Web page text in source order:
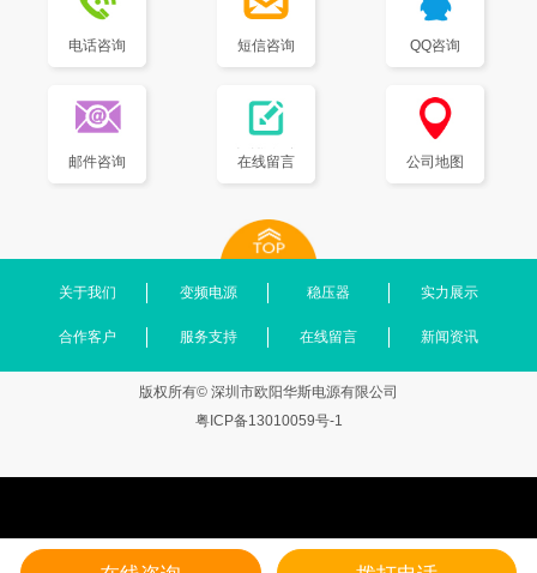
电话咨询 短信咨询 QQ咨询
邮件咨询 在线留言 公司地图
关于我们 变频电源 稳压器 实力展示
合作客户 服务支持 在线留言 新闻资讯
版权所有© 深圳市欧阳华斯电源有限公司
粤ICP备13010059号-1